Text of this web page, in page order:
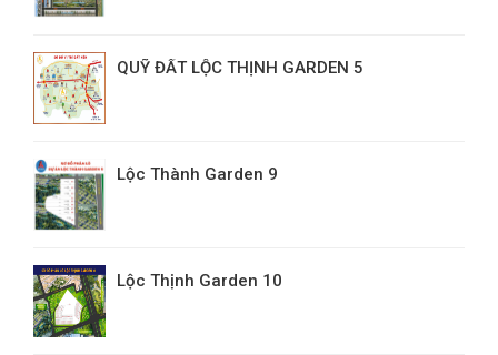
QUỸ ĐẤT LỘC THỊNH GARDEN 5
Lộc Thành Garden 9
Lộc Thịnh Garden 10